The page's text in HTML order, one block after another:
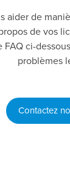
aider de
de vos
ci-
problèmes
Contactez